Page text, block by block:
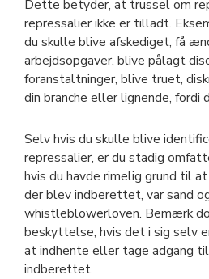
Dette betyder, at trussel om
repressalier ikke er tilladt.
du skulle blive afskediget, få
arbejdsopgaver, blive pålagt
foranstaltninger, blive truet,
din branche eller lignende,
Selv hvis du skulle blive
repressalier, er du stadig
hvis du havde rimelig grund til
der blev indberettet, var sand
whistleblowerloven. Bemærk
beskyttelse, hvis det i sig selv
at indhente eller tage adgang
indberettet.